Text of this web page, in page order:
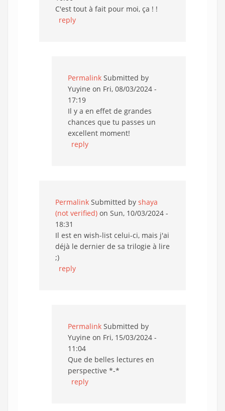
C'est tout à fait pour moi, ça ! !
reply
Permalink Submitted by
Yuyine on Fri, 08/03/2024 -
17:19
Il y a en effet de grandes
chances que tu passes un
excellent moment!
reply
Permalink Submitted by shaya
(not verified) on Sun, 10/03/2024 -
18:31
Il est en wish-list celui-ci, mais j'ai
déjà le dernier de sa trilogie à lire
;)
reply
Permalink Submitted by
Yuyine on Fri, 15/03/2024 -
11:04
Que de belles lectures en
perspective *-*
reply